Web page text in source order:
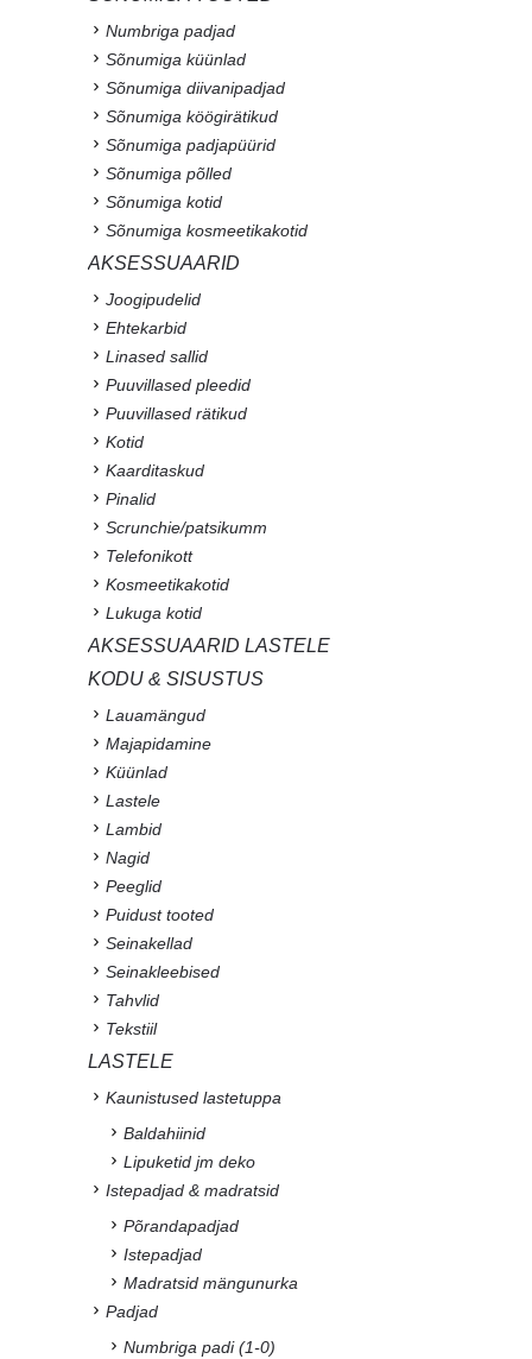
Numbriga padjad
Sõnumiga küünlad
Sõnumiga diivanipadjad
Sõnumiga köögirätikud
Sõnumiga padjapüürid
Sõnumiga põlled
Sõnumiga kotid
Sõnumiga kosmeetikakotid
AKSESSUAARID
Joogipudelid
Ehtekarbid
Linased sallid
Puuvillased pleedid
Puuvillased rätikud
Kotid
Kaarditaskud
Pinalid
Scrunchie/patsikumm
Telefonikott
Kosmeetikakotid
Lukuga kotid
AKSESSUAARID LASTELE
KODU & SISUSTUS
Lauamängud
Majapidamine
Küünlad
Lastele
Lambid
Nagid
Peeglid
Puidust tooted
Seinakellad
Seinakleebised
Tahvlid
Tekstiil
LASTELE
Kaunistused lastetuppa
Baldahiinid
Lipuketid jm deko
Istepadjad & madratsid
Põrandapadjad
Istepadjad
Madratsid mängunurka
Padjad
Numbriga padi (1-0)